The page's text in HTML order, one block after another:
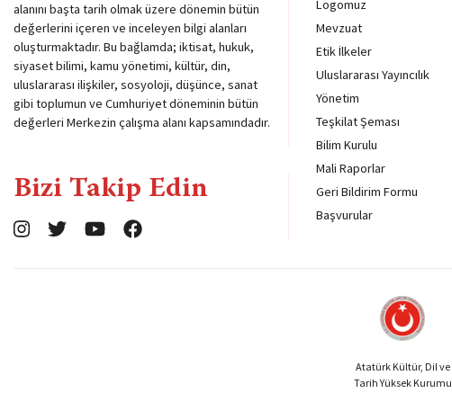
alanını başta tarih olmak üzere dönemin bütün
değerlerini içeren ve inceleyen bilgi alanları
oluşturmaktadır. Bu bağlamda; iktisat, hukuk,
siyaset bilimi, kamu yönetimi, kültür, din,
uluslararası ilişkiler, sosyoloji, düşünce, sanat
gibi toplumun ve Cumhuriyet döneminin bütün
değerleri Merkezin çalışma alanı kapsamındadır.
Bizi Takip Edin
Logomuz
Mevzuat
Etik İlkeler
Uluslararası Yayıncılık
Yönetim
Teşkilat Şeması
Bilim Kurulu
Mali Raporlar
Geri Bildirim Formu
Başvurular
Atatürk Kültür, Dil ve
Tarih Yüksek Kurumu